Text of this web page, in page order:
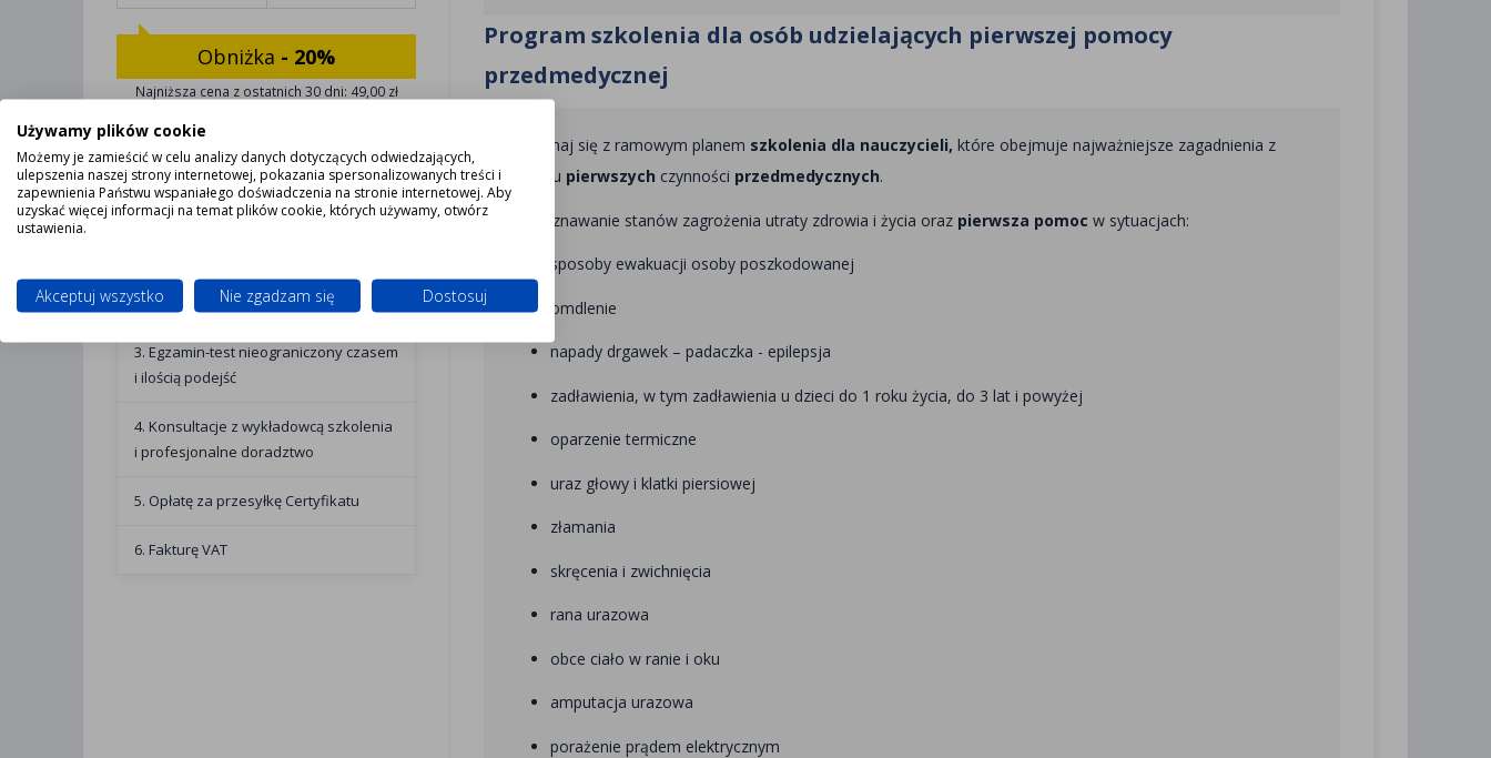
Obniżka - 20%
Najniższa cena z ostatnich 30 dni: 49,00 zł
Cena zawiera
1. Dostęp do materiałów
2. Zaświadczenie dostępne od ręki
3. Egzamin-test nieograniczony czasem
i ilością podejść
4. Konsultacje z wykładowcą szkolenia
i profesjonalne doradztwo
5. Opłatę za przesyłkę Certyfikatu
6. Fakturę VAT
Program szkolenia dla osób udzielających pierwszej pomocy
przedmedycznej
Zapoznaj się z ramowym planem szkolenia dla nauczycieli, które obejmuje najważniejsze zagadnienia z
zakresu pierwszych czynności przedmedycznych.
Rozpoznawanie stanów zagrożenia utraty zdrowia i życia oraz pierwsza pomoc w sytuacjach:
sposoby ewakuacji osoby poszkodowanej
omdlenie
napady drgawek – padaczka - epilepsja
zadławienia, w tym zadławienia u dzieci do 1 roku życia, do 3 lat i powyżej
oparzenie termiczne
uraz głowy i klatki piersiowej
złamania
skręcenia i zwichnięcia
rana urazowa
obce ciało w ranie i oku
amputacja urazowa
porażenie prądem elektrycznym
Używamy plików cookie
Możemy je zamieścić w celu analizy danych dotyczących odwiedzających,
ulepszenia naszej strony internetowej, pokazania spersonalizowanych treści i
zapewnienia Państwu wspaniałego doświadczenia na stronie internetowej. Aby
uzyskać więcej informacji na temat plików cookie, których używamy, otwórz
ustawienia.
Akceptuj wszystko Nie zgadzam się Dostosuj